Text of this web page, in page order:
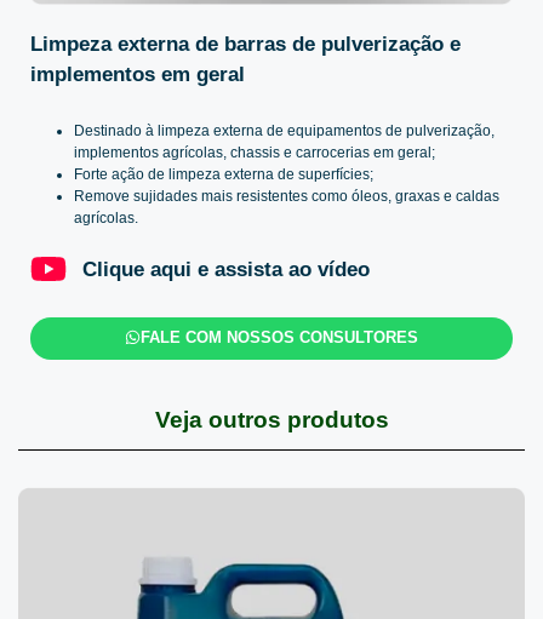
Limpeza externa de barras de pulverização e
implementos em geral
Destinado à limpeza externa de equipamentos de pulverização,
implementos agrícolas, chassis e carrocerias em geral;
Forte ação de limpeza externa de superfícies;
Remove sujidades mais resistentes como óleos, graxas e caldas
agrícolas.
Clique aqui e assista ao vídeo
FALE COM NOSSOS CONSULTORES
Veja outros produtos